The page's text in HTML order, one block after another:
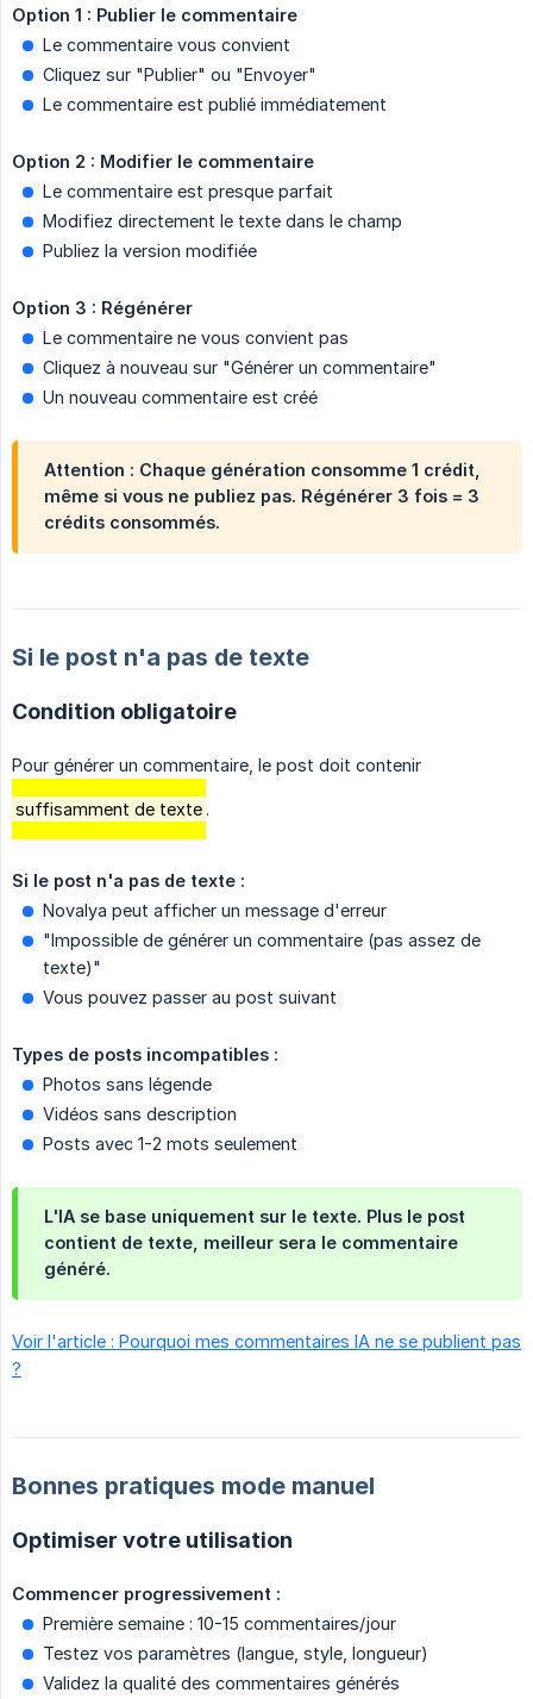
Option 1 : Publier le commentaire
Le commentaire vous convient
Cliquez sur "Publier" ou "Envoyer"
Le commentaire est publié immédiatement
Option 2 : Modifier le commentaire
Le commentaire est presque parfait
Modifiez directement le texte dans le champ
Publiez la version modifiée
Option 3 : Régénérer
Le commentaire ne vous convient pas
Cliquez à nouveau sur "Générer un commentaire"
Un nouveau commentaire est créé
Attention : Chaque génération consomme 1 crédit,
même si vous ne publiez pas. Régénérer 3 fois = 3
crédits consommés.
Si le post n'a pas de texte
Condition obligatoire
Pour générer un commentaire, le post doit contenir
suffisamment de texte .
Si le post n'a pas de texte :
Novalya peut afficher un message d'erreur
"Impossible de générer un commentaire (pas assez de
texte)"
Vous pouvez passer au post suivant
Types de posts incompatibles :
Photos sans légende
Vidéos sans description
Posts avec 1-2 mots seulement
L'IA se base uniquement sur le texte. Plus le post
contient de texte, meilleur sera le commentaire
généré.
Voir l'article : Pourquoi mes commentaires IA ne se publient pas
?
Bonnes pratiques mode manuel
Optimiser votre utilisation
Commencer progressivement :
Première semaine : 10-15 commentaires/jour
Testez vos paramètres (langue, style, longueur)
Validez la qualité des commentaires générés